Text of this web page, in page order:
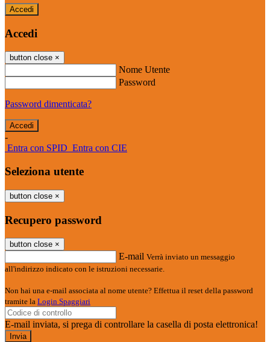
Accedi
Accedi
button close ×
Nome Utente
Password
Password dimenticata?
-
Entra con SPID Entra con CIE
Seleziona utente
button close ×
Recupero password
button close ×
E-mail Verrà inviato un messaggio
all'indirizzo indicato con le istruzioni necessarie.
Non hai una e-mail associata al nome utente? Effettua il reset della password
tramite la Login Spaggiari
E-mail inviata, si prega di controllare la casella di posta elettronica!